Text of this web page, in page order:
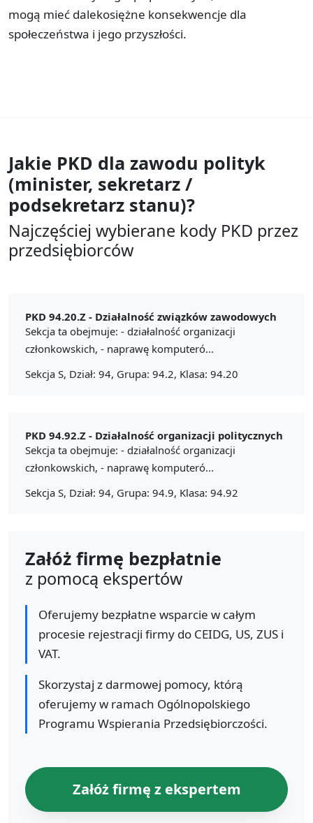
mogą mieć dalekosiężne konsekwencje dla
społeczeństwa i jego przyszłości.
Jakie PKD dla zawodu polityk
(minister, sekretarz /
podsekretarz stanu)?
Najczęściej wybierane kody PKD przez
przedsiębiorców
PKD 94.20.Z - Działalność związków zawodowych
Sekcja ta obejmuje: - działalność organizacji
członkowskich, - naprawę komputeró...
Sekcja S, Dział: 94, Grupa: 94.2, Klasa: 94.20
PKD 94.92.Z - Działalność organizacji politycznych
Sekcja ta obejmuje: - działalność organizacji
członkowskich, - naprawę komputeró...
Sekcja S, Dział: 94, Grupa: 94.9, Klasa: 94.92
Załóż firmę bezpłatnie
z pomocą ekspertów
Oferujemy bezpłatne wsparcie w całym
procesie rejestracji firmy do CEIDG, US, ZUS i
VAT.
Skorzystaj z darmowej pomocy, którą
oferujemy w ramach Ogólnopolskiego
Programu Wspierania Przedsiębiorczości.
Załóż firmę z ekspertem